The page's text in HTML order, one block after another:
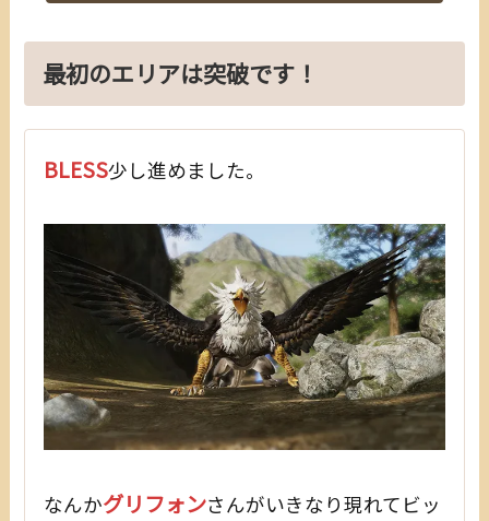
最初のエリアは突破です！
BLESS少し進めました。
なんかグリフォンさんがいきなり現れてビッ